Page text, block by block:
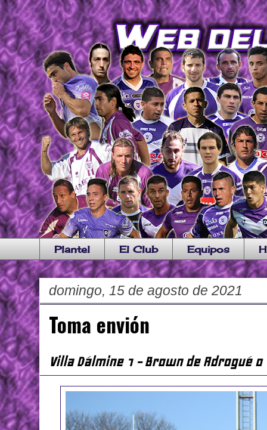
Plantel El Club Equipos
domingo, 15 de agosto de 2021
Toma envión
Villa Dálmine 1 - Brown de Adrogué 0